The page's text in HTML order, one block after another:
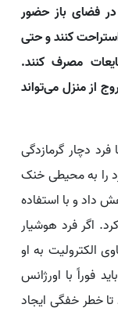
در فضای باز حضور
کنند و حتی
مصرف کنند.
از منزل می‌تواند
فرد دچار گرمازدگی
را به محیطی خنک
داد و با استفاده
اگر فرد هوشیار
الکترولیت به او
فوراً با اورژانس
خطر خفگی ایجاد